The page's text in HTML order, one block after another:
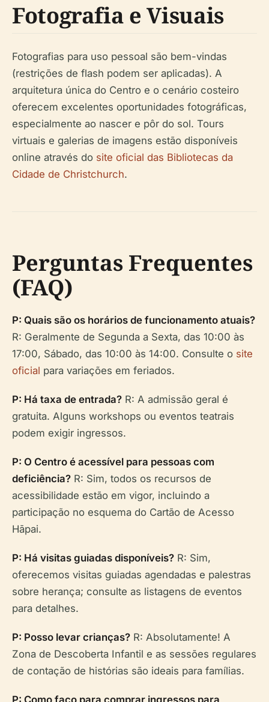
Fotografia e Visuais
Fotografias para uso pessoal são bem-vindas
(restrições de flash podem ser aplicadas). A
arquitetura única do Centro e o cenário costeiro
oferecem excelentes oportunidades fotográficas,
especialmente ao nascer e pôr do sol. Tours
virtuais e galerias de imagens estão disponíveis
online através do site oficial das Bibliotecas da
Cidade de Christchurch.
Perguntas Frequentes
(FAQ)
P: Quais são os horários de funcionamento atuais?
R: Geralmente de Segunda a Sexta, das 10:00 às
17:00, Sábado, das 10:00 às 14:00. Consulte o site
oficial para variações em feriados.
P: Há taxa de entrada? R: A admissão geral é
gratuita. Alguns workshops ou eventos teatrais
podem exigir ingressos.
P: O Centro é acessível para pessoas com
deficiência? R: Sim, todos os recursos de
acessibilidade estão em vigor, incluindo a
participação no esquema do Cartão de Acesso
Hāpai.
P: Há visitas guiadas disponíveis? R: Sim,
oferecemos visitas guiadas agendadas e palestras
sobre herança; consulte as listagens de eventos
para detalhes.
P: Posso levar crianças? R: Absolutamente! A
Zona de Descoberta Infantil e as sessões regulares
de contação de histórias são ideais para famílias.
P: Como faço para comprar ingressos para